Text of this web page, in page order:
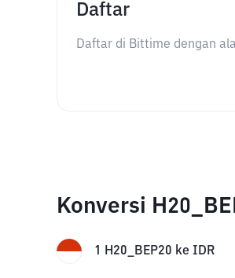
Daftar
Daftar di Bittime dengan
Konversi
1 H20_BEP20 ke IDR